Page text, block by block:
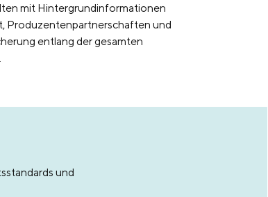
mit Hintergrundinformationen
Produzentenpartnerschaften und
entlang der gesamten
und